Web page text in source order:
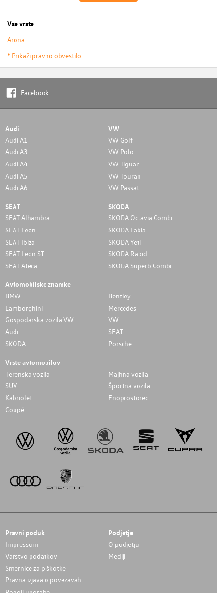
Vse vrste
Arona
* Prikaži pravno obvestilo
Facebook
Audi
Audi A1
Audi A3
Audi A4
Audi A5
Audi A6
VW
VW Golf
VW Polo
VW Tiguan
VW Touran
VW Passat
SEAT
SEAT Alhambra
SEAT Leon
SEAT Ibiza
SEAT Leon ST
SEAT Ateca
SKODA
SKODA Octavia Combi
SKODA Fabia
SKODA Yeti
SKODA Rapid
SKODA Superb Combi
Avtomobilske znamke
BMW
Bentley
Lamborghini
Mercedes
Gospodarska vozila VW
VW
Audi
SEAT
SKODA
Porsche
Vrste avtomobilov
Terenska vozila
Majhna vozila
SUV
Športna vozila
Kabriolet
Enoprostorec
Coupé
Pravni poduk
Impressum
Varstvo podatkov
Smernice za piškotke
Pravna izjava o povezavah
Podjetje
O podjetju
Mediji